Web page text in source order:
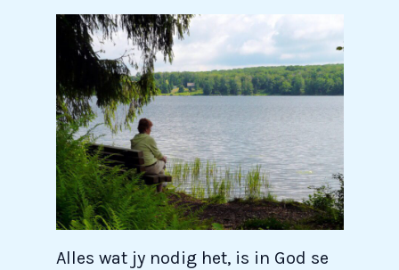
Alles wat jy nodig het, is in God se